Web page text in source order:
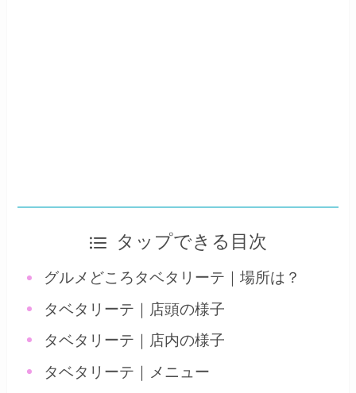
タップできる目次
グルメどころタベタリーテ｜場所は？
タベタリーテ｜店頭の様子
タベタリーテ｜店内の様子
タベタリーテ｜メニュー